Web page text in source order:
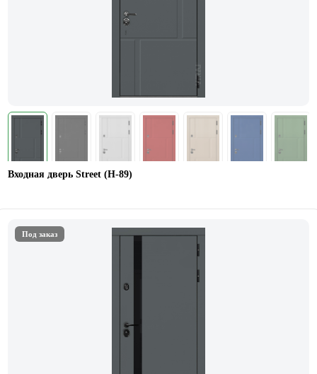
Входная дверь Street (Н-89)
Под заказ